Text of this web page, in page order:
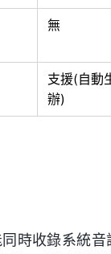
無
支援(自動
辦)
時收錄系統